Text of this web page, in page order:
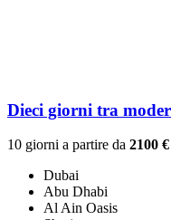
Dieci giorni tra
10 giorni a partire da 2100 €
Dubai
Abu Dhabi
Al Ain Oasis